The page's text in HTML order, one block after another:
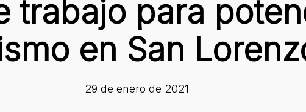
trabajo para
en San
29 de enero de 2021